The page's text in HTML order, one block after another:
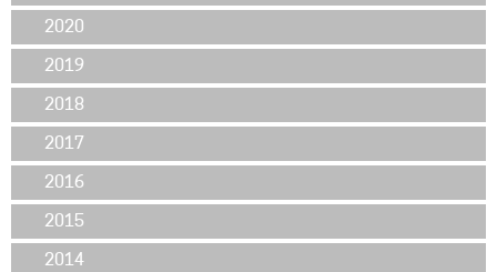
2020
2019
2018
2017
2016
2015
2014